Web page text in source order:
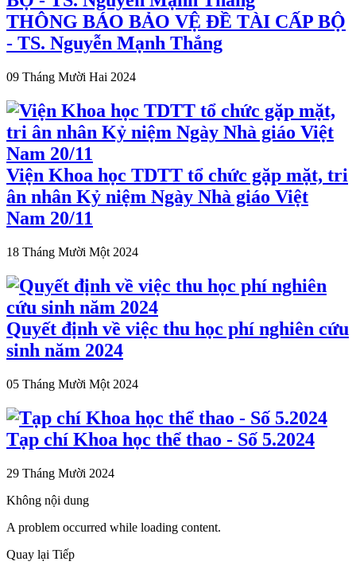
THÔNG BÁO BẢO VỆ ĐỀ TÀI CẤP BỘ
- TS. Nguyễn Mạnh Thắng
09 Tháng Mười Hai 2024
Viện Khoa học TDTT tổ chức gặp mặt, tri
ân nhân Kỷ niệm Ngày Nhà giáo Việt
Nam 20/11
18 Tháng Mười Một 2024
Quyết định về việc thu học phí nghiên cứu
sinh năm 2024
05 Tháng Mười Một 2024
Tạp chí Khoa học thể thao - Số 5.2024
29 Tháng Mười 2024
Không nội dung
A problem occurred while loading content.
Quay lại Tiếp